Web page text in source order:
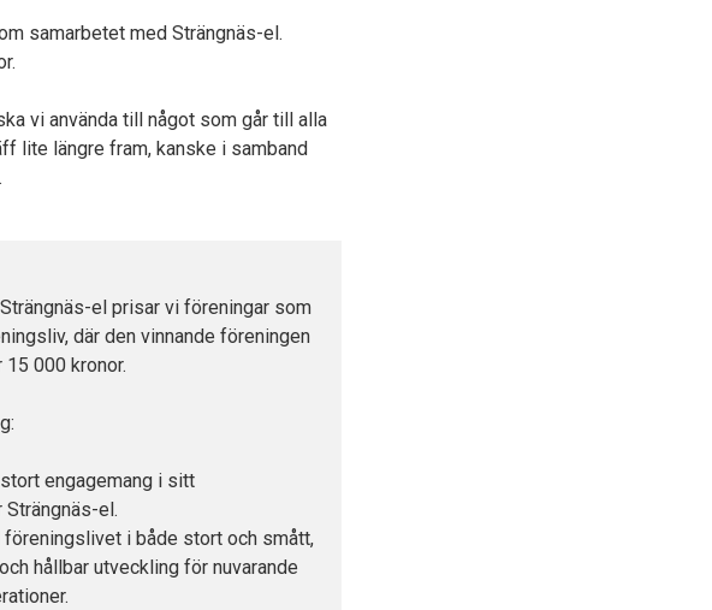
samarbetet med Strängnäs-el.
vi använda till något som går till alla
lite längre fram, kanske i samband
el prisar vi föreningar som
där den vinnande föreningen
000 kronor.
engagemang i sitt
el.
föreningslivet i både stort och smått,
hållbar utveckling för nuvarande